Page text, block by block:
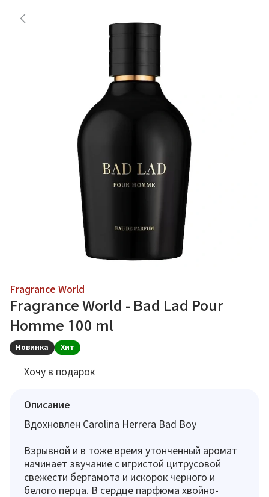
Fragrance World
Fragrance World - Bad Lad Pour
Homme 100 ml
Новинка Хит
Хочу в подарок
Описание
Вдохновлен Carolina Herrera Bad Boy
Взрывной и в тоже время утонченный аромат
начинает звучание с игристой цитрусовой
свежести бергамота и искорок черного и
белого перца. В сердце парфюма хвойно-